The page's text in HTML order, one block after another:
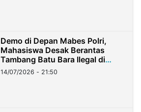
Demo di Depan Mabes Polri,
Mahasiswa Desak Berantas
Tambang Batu Bara Ilegal di
Lampung
14/07/2026 - 21:50